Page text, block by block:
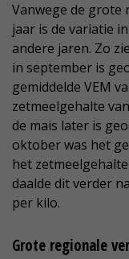
Vanwege de grote
jaar is de variatie
andere jaren. Zo
in september is
gemiddelde VEM
zetmeelgehalte
de mais later is
oktober was het
het
daalde dit verder
per kilo.
Grote regionale